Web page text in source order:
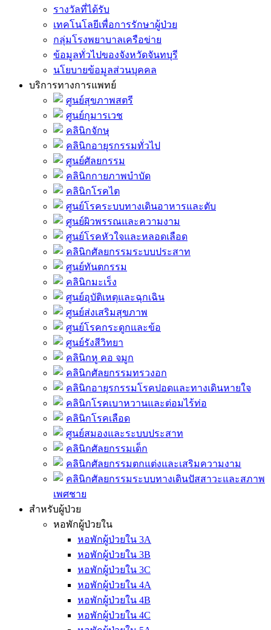
รางวัลที่ได้รับ
เทคโนโลยีเพื่อการรักษาผู้ป่วย
กลุ่มโรงพยาบาลเครือข่าย
ข้อมูลทั่วไปของจังหวัดจันทบุรี
นโยบายข้อมูลส่วนบุคคล
บริการทางการแพทย์
ศูนย์สุขภาพสตรี
ศูนย์กุมารเวช
คลินิกจักษุ
คลินิกอายุรกรรมทั่วไป
ศูนย์ศัลยกรรม
คลินิกกายภาพบำบัด
คลินิกโรคไต
ศูนย์โรคระบบทางเดินอาหารและตับ
ศูนย์ผิวพรรณและความงาม
ศูนย์โรคหัวใจและหลอดเลือด
คลินิกศัลยกรรมระบบประสาท
ศูนย์ทันตกรรม
คลินิกมะเร็ง
ศูนย์อุบัติเหตุและฉุกเฉิน
ศูนย์ส่งเสริมสุขภาพ
ศูนย์โรคกระดูกและข้อ
ศูนย์รังสีวิทยา
คลินิกหู คอ จมูก
คลินิกศัลยกรรมทรวงอก
คลินิกอายุรกรรมโรคปอดและทางเดินหายใจ
คลินิกโรคเบาหวานและต่อมไร้ท่อ
คลินิกโรคเลือด
ศูนย์สมองและระบบประสาท
คลินิกศัลยกรรมเด็ก
คลินิกศัลยกรรมตกแต่งและเสริมความงาม
คลินิกศัลยกรรมระบบทางเดินปัสสาวะและสภาพ
เพศชาย
สำหรับผู้ป่วย
หอพักผู้ป่วยใน
หอพักผู้ป่วยใน 3A
หอพักผู้ป่วยใน 3B
หอพักผู้ป่วยใน 3C
หอพักผู้ป่วยใน 4A
หอพักผู้ป่วยใน 4B
หอพักผู้ป่วยใน 4C